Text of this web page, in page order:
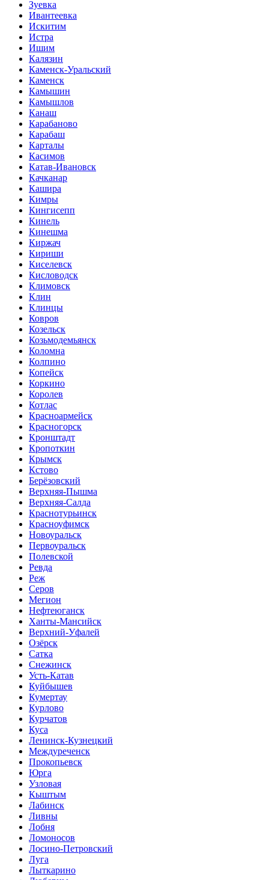
Зуевка
Ивантеевка
Искитим
Истра
Ишим
Калязин
Каменск-Уральский
Каменск
Камышин
Камышлов
Канаш
Карабаново
Карабаш
Карталы
Касимов
Катав-Ивановск
Качканар
Кашира
Кимры
Кингисепп
Кинель
Кинешма
Киржач
Кириши
Киселевск
Кисловодск
Климовск
Клин
Клинцы
Ковров
Козельск
Козьмодемьянск
Коломна
Колпино
Копейск
Коркино
Королев
Котлас
Красноармейск
Красногорск
Кронштадт
Кропоткин
Крымск
Кстово
Берёзовский
Верхняя-Пышма
Верхняя-Салда
Краснотурьинск
Красноуфимск
Новоуральск
Первоуральск
Полевской
Ревда
Реж
Серов
Мегион
Нефтеюганск
Ханты-Мансийск
Верхний-Уфалей
Озёрск
Сатка
Снежинск
Усть-Катав
Куйбышев
Кумертау
Курлово
Курчатов
Куса
Ленинск-Кузнецкий
Междуреченск
Прокопьевск
Юрга
Узловая
Кыштым
Лабинск
Ливны
Лобня
Ломоносов
Лосино-Петровский
Луга
Лыткарино